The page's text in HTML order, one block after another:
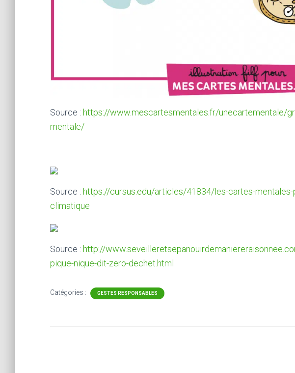
Source : https://www.mescartesmentales.fr/unecartementale/
mentale/
Source : https://cursus.edu/articles/41834/les-cartes-mentales-
climatique
Source : http://
pique-nique-dit-zero-dechet.html
Catégories : GESTES RESPONSABLES